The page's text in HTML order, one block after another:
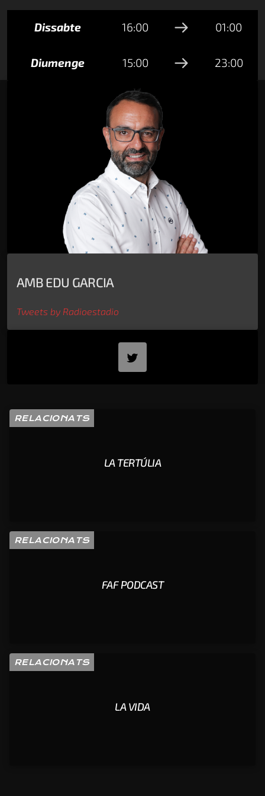
Dissabte 16:00 01:00
Diumenge 15:00 23:00
AMB EDU GARCIA
Tweets by Radioestadio
RELACIONATS
LA TERTÚLIA
RELACIONATS
FAF PODCAST
RELACIONATS
LA VIDA